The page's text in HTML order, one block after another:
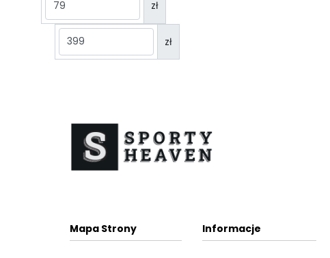
zł
zł
Mapa Strony Informacje